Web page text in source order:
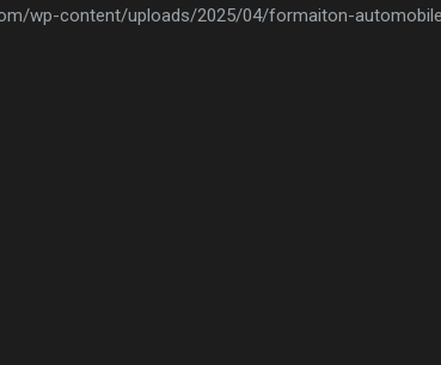
wp-content/uploads/2025/04/formaiton-